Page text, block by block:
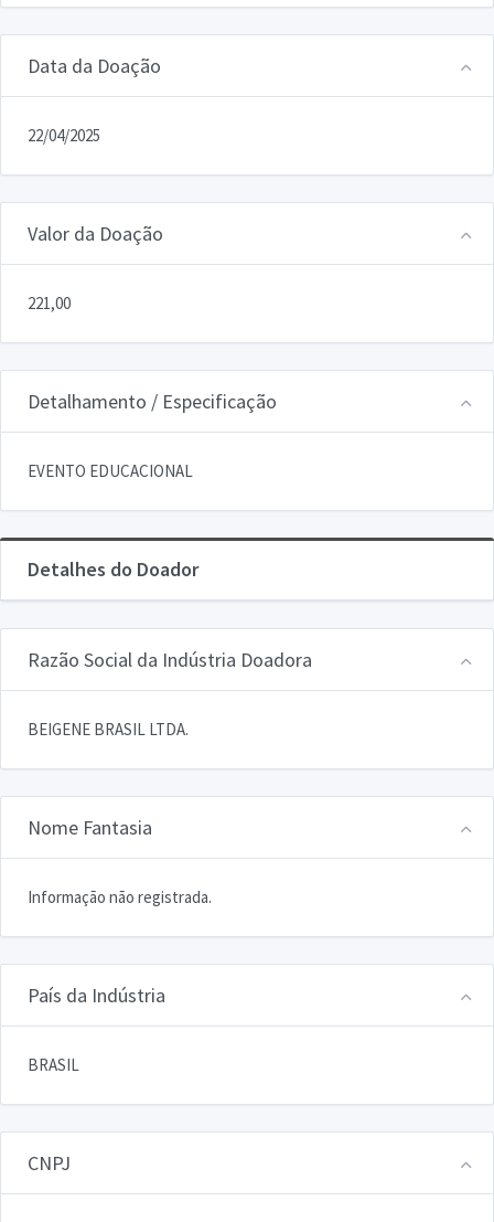
Data da Doação
22/04/2025
Valor da Doação
221,00
Detalhamento / Especificação
EVENTO EDUCACIONAL
Detalhes do Doador
Razão Social da Indústria Doadora
BEIGENE BRASIL LTDA.
Nome Fantasia
Informação não registrada.
País da Indústria
BRASIL
CNPJ